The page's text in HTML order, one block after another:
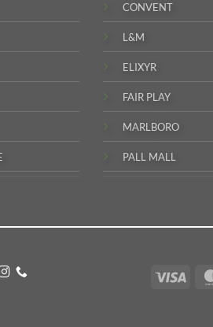
CONVENT
L&M
ELIXYR
FAIR PLAY
MARLBORO
PALL MALL
Visa